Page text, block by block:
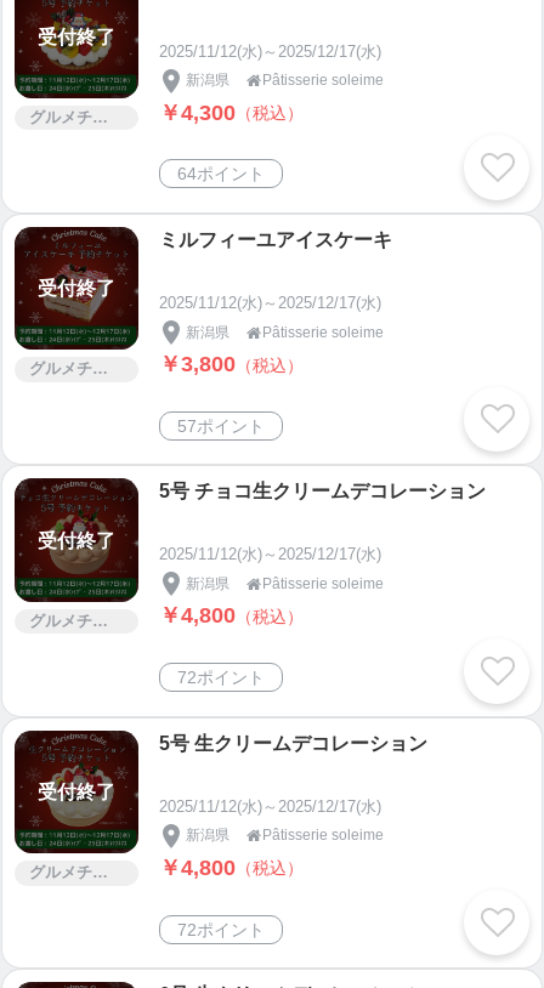
受付終了
グルメチケット
2025/11/12(水)～2025/12/17(水)
新潟県  Pâtisserie soleime
￥4,300 （税込）
64ポイント
受付終了
グルメチケット
ミルフィーユアイスケーキ
2025/11/12(水)～2025/12/17(水)
新潟県 Pâtisserie soleime
￥3,800 （税込）
57ポイント
受付終了
グルメチケット
5号 チョコ生クリームデコレーション
2025/11/12(水)～2025/12/17(水)
新潟県  Pâtisserie soleime
￥4,800 （税込）
72ポイント
受付終了
グルメチケット
5号 生クリームデコレーション
2025/11/12(水)～2025/12/17(水)
新潟県  Pâtisserie soleime
￥4,800 （税込）
72ポイント